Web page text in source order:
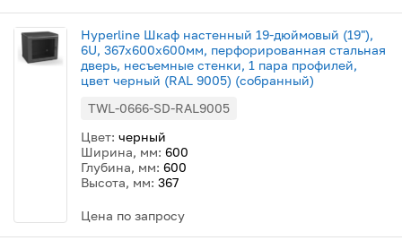
Hyperline Шкаф настенный 19-дюймовый (19"),
6U, 367x600х600мм, перфорированная стальная
дверь, несъемные стенки, 1 пара профилей,
цвет черный (RAL 9005) (собранный)
TWL-0666-SD-RAL9005
Цвет: черный
Ширина, мм: 600
Глубина, мм: 600
Высота, мм: 367
Цена по запросу